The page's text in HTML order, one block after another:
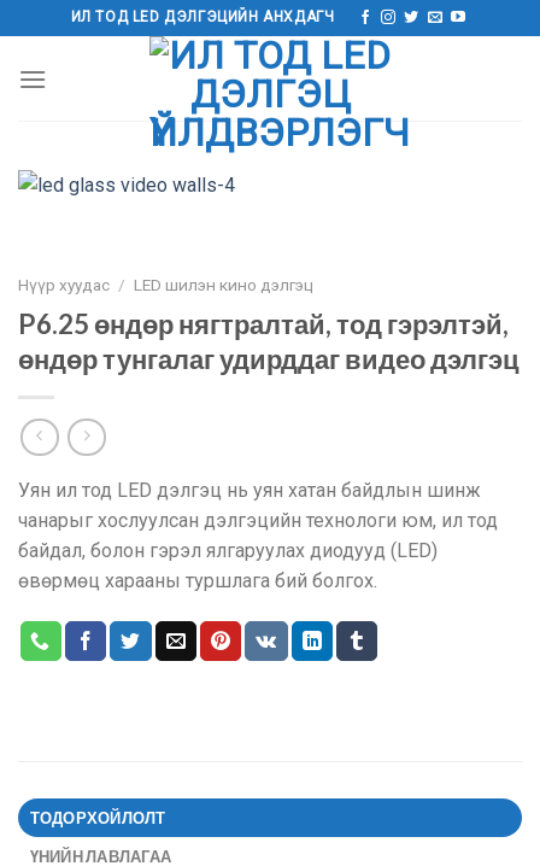
руу
алгасах
ИЛ ТОД LED ДЭЛГЭЦИЙН АНХДАГЧ
Нүүр хуудас / LED шилэн кино дэлгэц
P6.25 өндөр нягтралтай, тод гэрэлтэй,
өндөр тунгалаг удирддаг видео дэлгэц
Уян ил тод LED дэлгэц нь уян хатан байдлын шинж
чанарыг хослуулсан дэлгэцийн технологи юм, ил тод
байдал, болон гэрэл ялгаруулах диодууд (LED)
өвөрмөц харааны туршлага бий болгох.
ТОДОРХОЙЛОЛТ
ҮНИЙН ЛАВЛАГАА